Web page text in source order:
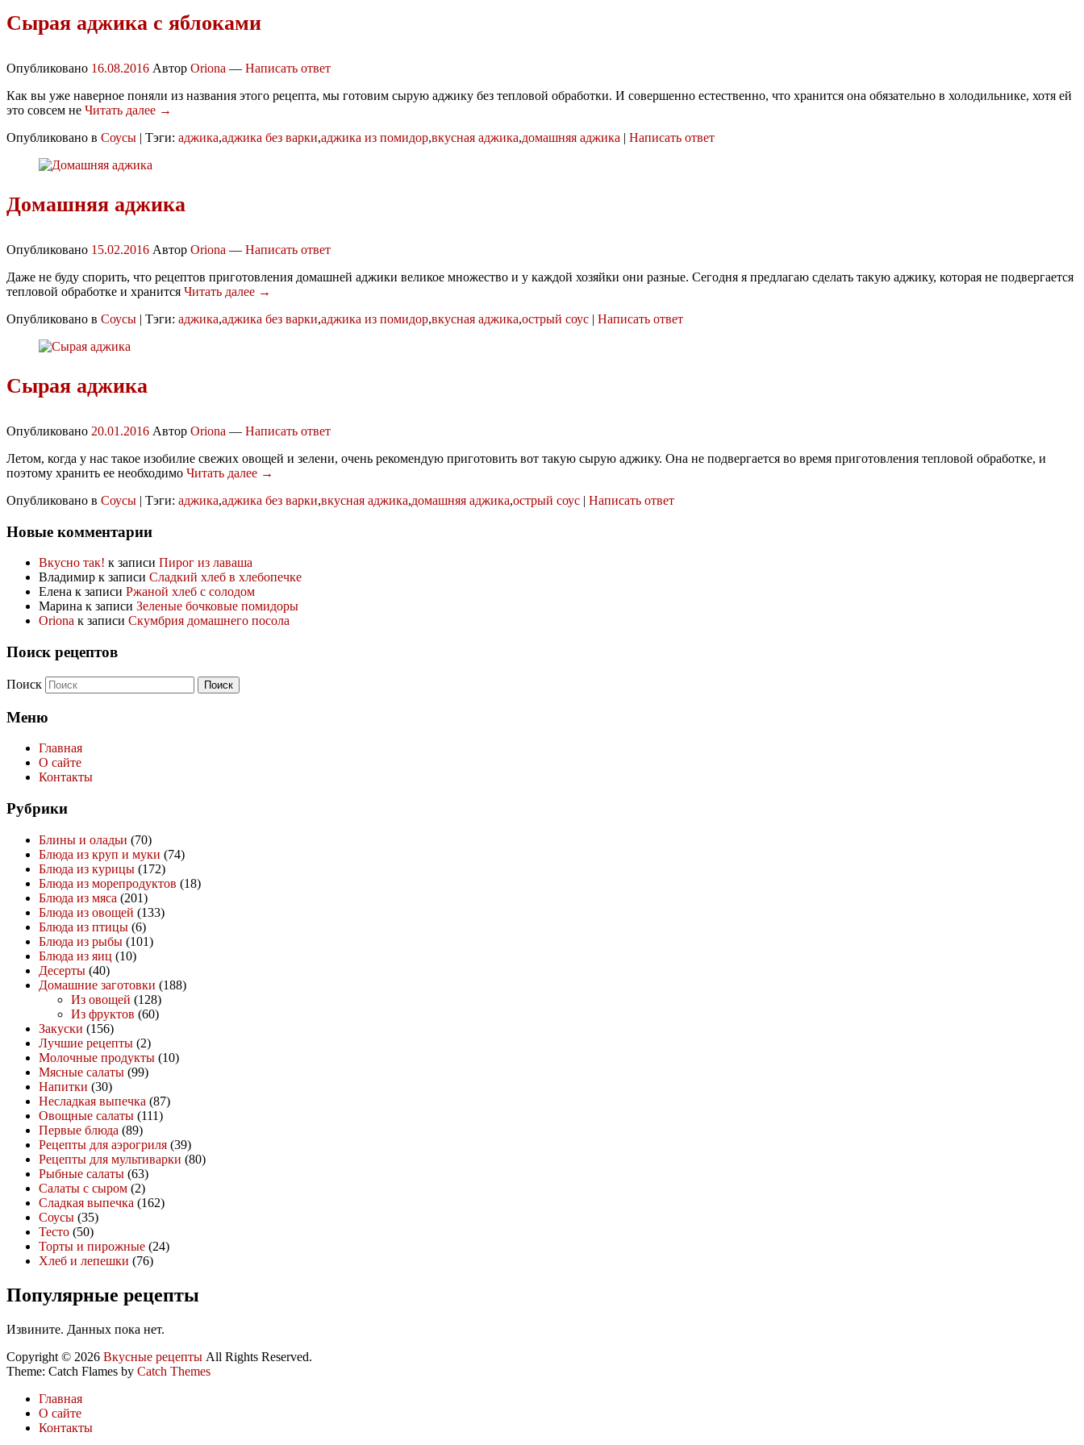
Сырая аджика с яблоками
Опубликовано 16.08.2016 Автор Oriona — Написать ответ
Как вы уже наверное поняли из названия этого рецепта, мы готовим сырую аджику без тепловой обработки. И совершенно естественно, что хранится она обязательно в холодильнике, хотя ей
это совсем не Читать далее →
Опубликовано в Соусы | Тэги: аджика,аджика без варки,аджика из помидор,вкусная аджика,домашняя аджика | Написать ответ
Домашняя аджика
Опубликовано 15.02.2016 Автор Oriona — Написать ответ
Даже не буду спорить, что рецептов приготовления домашней аджики великое множество и у каждой хозяйки они разные. Сегодня я предлагаю сделать такую аджику, которая не подвергается
тепловой обработке и хранится Читать далее →
Опубликовано в Соусы | Тэги: аджика,аджика без варки,аджика из помидор,вкусная аджика,острый соус | Написать ответ
Сырая аджика
Опубликовано 20.01.2016 Автор Oriona — Написать ответ
Летом, когда у нас такое изобилие свежих овощей и зелени, очень рекомендую приготовить вот такую сырую аджику. Она не подвергается во время приготовления тепловой обработке, и
поэтому хранить ее необходимо Читать далее →
Опубликовано в Соусы | Тэги: аджика,аджика без варки,вкусная аджика,домашняя аджика,острый соус | Написать ответ
Новые комментарии
Вкусно так! к записи Пирог из лаваша
Владимир к записи Сладкий хлеб в хлебопечке
Елена к записи Ржаной хлеб с солодом
Марина к записи Зеленые бочковые помидоры
Oriona к записи Скумбрия домашнего посола
Поиск рецептов
Поиск
Меню
Главная
О сайте
Контакты
Рубрики
Блины и оладьи (70)
Блюда из круп и муки (74)
Блюда из курицы (172)
Блюда из морепродуктов (18)
Блюда из мяса (201)
Блюда из овощей (133)
Блюда из птицы (6)
Блюда из рыбы (101)
Блюда из яиц (10)
Десерты (40)
Домашние заготовки (188)
Из овощей (128)
Из фруктов (60)
Закуски (156)
Лучшие рецепты (2)
Молочные продукты (10)
Мясные салаты (99)
Напитки (30)
Несладкая выпечка (87)
Овощные салаты (111)
Первые блюда (89)
Рецепты для аэрогриля (39)
Рецепты для мультиварки (80)
Рыбные салаты (63)
Салаты с сыром (2)
Сладкая выпечка (162)
Соусы (35)
Тесто (50)
Торты и пирожные (24)
Хлеб и лепешки (76)
Популярные рецепты
Извините. Данных пока нет.
Copyright © 2026 Вкусные рецепты All Rights Reserved.
Theme: Catch Flames by Catch Themes
Главная
О сайте
Контакты